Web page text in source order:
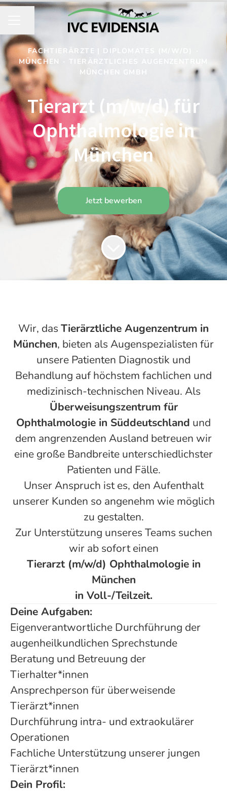
FACHTIERÄRZTE | DIPLOMATES (M/W/D)
MÜNCHEN - TIERÄRZTLICHES AUGENZENTRUM
MÜNCHEN GMBH
Tierarzt (m/w/d) für
Ophthalmologie in
München
Jetzt bewerben
Wir, das Tierärztliche Augenzentrum in
München, bieten als Augenspezialisten für
unsere Patienten Diagnostik und
Behandlung auf höchstem fachlichen und
medizinisch-technischen Niveau. Als
Überweisungszentrum für
Ophthalmologie in Süddeutschland und
dem angrenzenden Ausland betreuen wir
eine große Bandbreite unterschiedlichster
Patienten und Fälle.
Unser Anspruch ist es, den Aufenthalt
unserer Kunden so angenehm wie möglich
zu gestalten.
Zur Unterstützung unseres Teams suchen
wir ab sofort einen
Tierarzt (m/w/d) Ophthalmologie in
München
in Voll-/Teilzeit.
Deine Aufgaben:
Eigenverantwortliche Durchführung der
augenheilkundlichen Sprechstunde
Beratung und Betreuung der
Tierhalter*innen
Ansprechperson für überweisende
Tierärzt*innen
Durchführung intra- und extraokulärer
Operationen
Fachliche Unterstützung unserer jungen
Tierärzt*innen
Dein Profil: